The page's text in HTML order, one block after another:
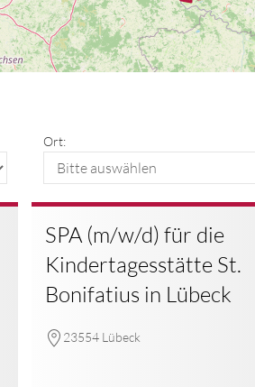
Ort:
SPA (m/w/d) für die
Kindertagesstätte St.
Bonifatius in Lübeck
23554 Lübeck